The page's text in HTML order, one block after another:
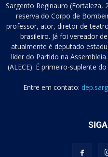
Sargento Reginauro (Fortaleza,
reserva do Corpo de
professor, ator, diretor de
brasileiro. Já foi vereador
atualmente é deputado
líder do Partido na
(ALECE). É primeiro-suplente
Entre em contato: